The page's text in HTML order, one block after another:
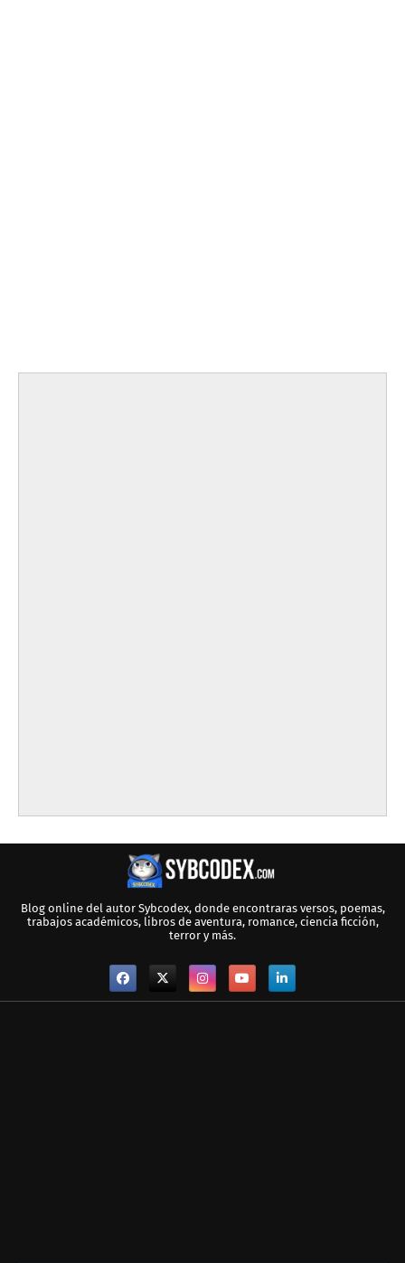
Blog online del autor Sybcodex, donde encontraras versos, poemas,
trabajos académicos, libros de aventura, romance, ciencia ficción,
terror y más.